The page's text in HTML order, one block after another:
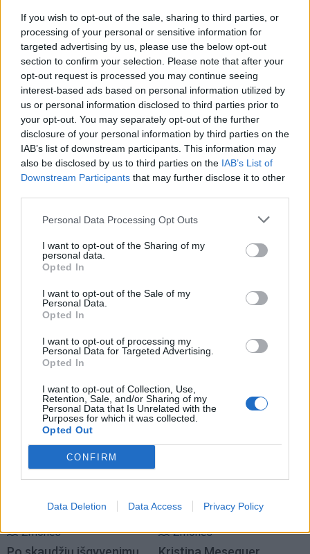
If you wish to opt-out of the sale, sharing to third parties, or
processing of your personal or sensitive information for
targeted advertising by us, please use the below opt-out
section to confirm your selection. Please note that after your
opt-out request is processed you may continue seeing
interest-based ads based on personal information utilized by
us or personal information disclosed to third parties prior to
your opt-out. You may separately opt-out of the further
disclosure of your personal information by third parties on the
IAB’s list of downstream participants. This information may
also be disclosed by us to third parties on the IAB’s List of
Downstream Participants that may further disclose it to other
Personal Data Processing Opt Outs
I want to opt-out of the Sharing of my
personal data.
Opted In
I want to opt-out of the Sale of my
Personal Data.
Opted In
I want to opt-out of processing my
Personal Data for Targeted Advertising.
Opted In
I want to opt-out of Collection, Use,
Retention, Sale, and/or Sharing of my
Personal Data that Is Unrelated with the
Purposes for which it was collected.
Opted Out
CONFIRM
Data Deletion Data Access Privacy Policy
TAIP PAT SKAITYKITE
Žmonės
Šarūnas Jasikevičius
lepina atostogų kadrais:
nuo žmonos neįmanoma
Žmonės
Mirė vienas aukščiausių
pasaulio žmonių – jauno
vyro mirtis sukrėtė
Pareigūnams nepavyksta
baigti narkotikų
Olego Šurajevo bylos
Reveka Devolskytė
sulieknėti: apie pasekmes
negalvojau
Žmonės Žmonės